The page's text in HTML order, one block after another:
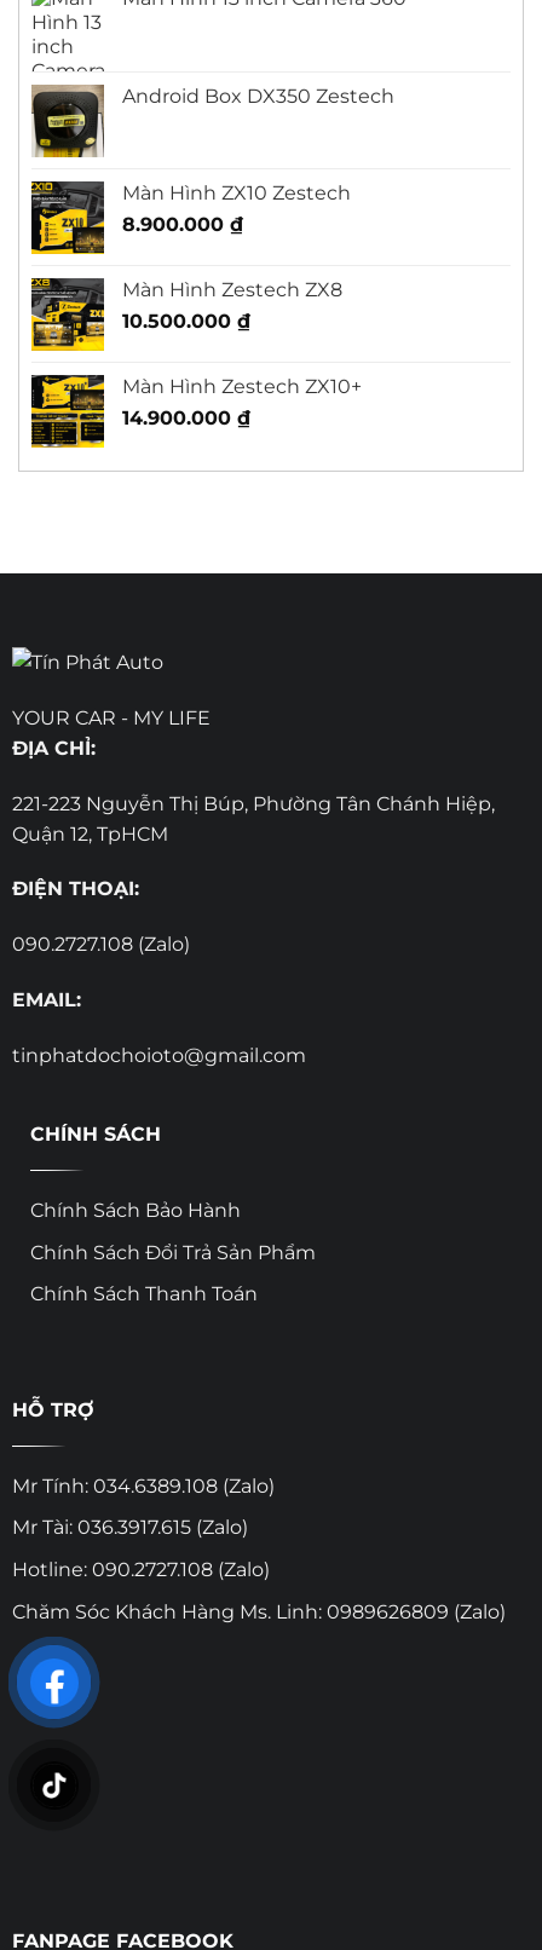
Android Box DX350 Zestech
Màn Hình ZX10 Zestech
8.900.000 ₫
Màn Hình Zestech ZX8
10.500.000 ₫
Màn Hình Zestech ZX10+
14.900.000 ₫
YOUR CAR - MY LIFE
ĐỊA CHỈ:
221-223 Nguyễn Thị Búp, Phường Tân Chánh Hiệp,
Quận 12, TpHCM
ĐIỆN THOẠI:
090.2727.108 (Zalo)
EMAIL:
tinphatdochoioto@gmail.com
CHÍNH SÁCH
Chính Sách Bảo Hành
Chính Sách Đổi Trả Sản Phẩm
Chính Sách Thanh Toán
HỖ TRỢ
Mr Tính: 034.6389.108 (Zalo)
Mr Tài: 036.3917.615 (Zalo)
Hotline: 090.2727.108 (Zalo)
Chăm Sóc Khách Hàng Ms. Linh: 0989626809 (Zalo)
FANPAGE FACEBOOK